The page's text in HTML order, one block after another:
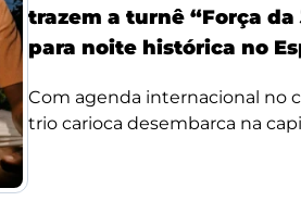
trazem a turnê “Força
para noite histórica no
Com agenda internacional no
trio carioca desembarca na